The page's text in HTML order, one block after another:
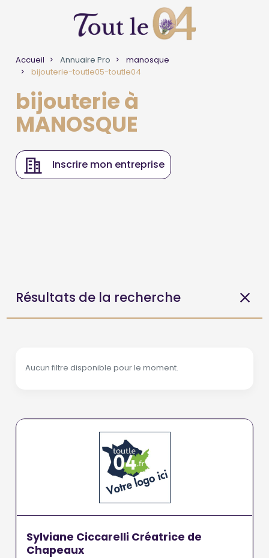
Accueil Annuaire Pro
manosque
bijouterie-toutle05-toutle04
bijouterie à
MANOSQUE
Inscrire mon entreprise
Résultats de la recherche
Aucun filtre disponible pour le moment.
Sylviane Ciccarelli Créatrice de
Chapeaux